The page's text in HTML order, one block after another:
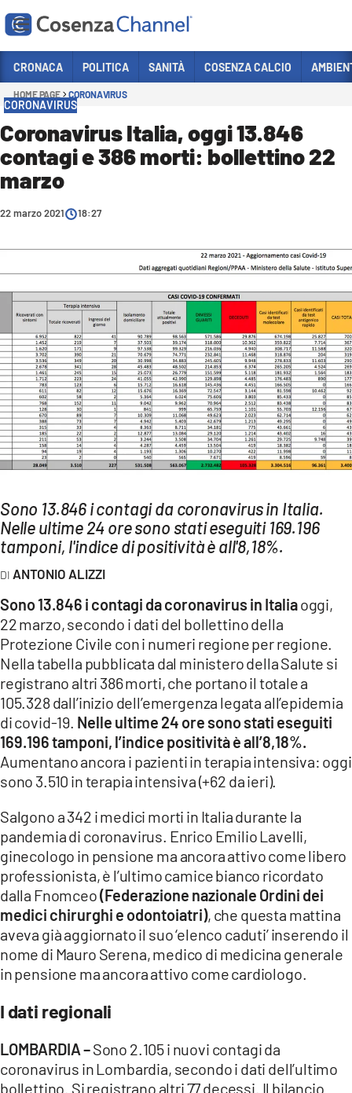
Sezioni
POLITICA
COSENZA CALCIO
ECONOMIA E LAVORO
SPORT
CULTURA
AMBIENTE
Streaming
LAC TV
LAC NETWORK
LaC
Network
LACONAIR.IT
LACITYMAG.IT
ILREGGINO.IT
COSENZACHANNEL.IT
ILVIBONESE.IT
CATANZAROCHANNEL.IT
LACAPITALENEWS.IT
App
ANDROID
APPLE
CRONACA POLITICA SANITÀ COSENZA CALCIO
HOME PAGE CORONAVIRUS
CORONAVIRUS
Coronavirus Italia, oggi 13.846
contagi e 386 morti: bollettino 22
marzo
22 marzo 2021 18:27
Sono 13.846 i contagi da coronavirus in Italia.
Nelle ultime 24 ore sono stati eseguiti 169.196
tamponi, l'indice di positività è all'8,18%.
ANTONIO ALIZZI
Sono 13.846 i contagi da coronavirus in Italiaoggi,
22 marzo, secondo i dati del bollettino della
Protezione Civile con i numeri regione per regione.
Nella tabella pubblicata dal ministero della Salute si
registrano altri 386 morti, che portano il totale a
105.328 dall’inizio dell’emergenza legata all’epidemia
di covid-19. Nelle ultime 24 ore sono stati eseguiti
169.196 tamponi, l’indice positività è all’8,18%.
Aumentano ancora i pazienti in terapia intensiva: oggi
sono 3.510 in terapia intensiva (+62 da ieri).
Salgono a 342 i medici morti in Italia durante la
pandemia di coronavirus. Enrico Emilio Lavelli,
ginecologo in pensione ma ancora attivo come libero
professionista, è l’ultimo camice bianco ricordato
dalla Fnomceo(Federazione nazionale Ordini dei
medici chirurghi e odontoiatri), che questa mattina
aveva già aggiornato il suo ‘elenco caduti’ inserendo il
nome di Mauro Serena, medico di medicina generale
in pensione ma ancora attivo come cardiologo.
I dati regionali
LOMBARDIA –Sono 2.105 i nuovi contagi da
coronavirus in Lombardia, secondo i dati dell’ultimo
bollettino. Si registrano altri 77 decessi. Il bilancio